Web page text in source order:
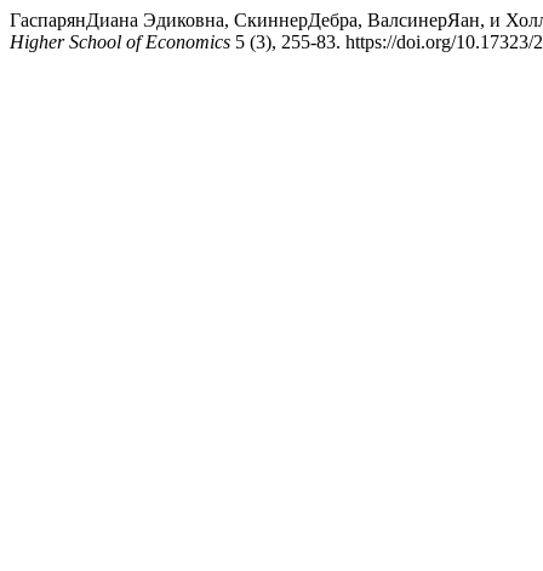
ГаспарянДиана Эдиковна, СкиннерДебра, ВалсинерЯан, и
Higher School of Economics 5 (3), 255-83. https://doi.org/10.17323/